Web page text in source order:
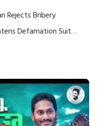
Rejects Bribery
Defamation Suit